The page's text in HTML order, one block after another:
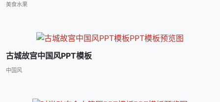
美食水果
古城故宫中国风PPT模板
中国风